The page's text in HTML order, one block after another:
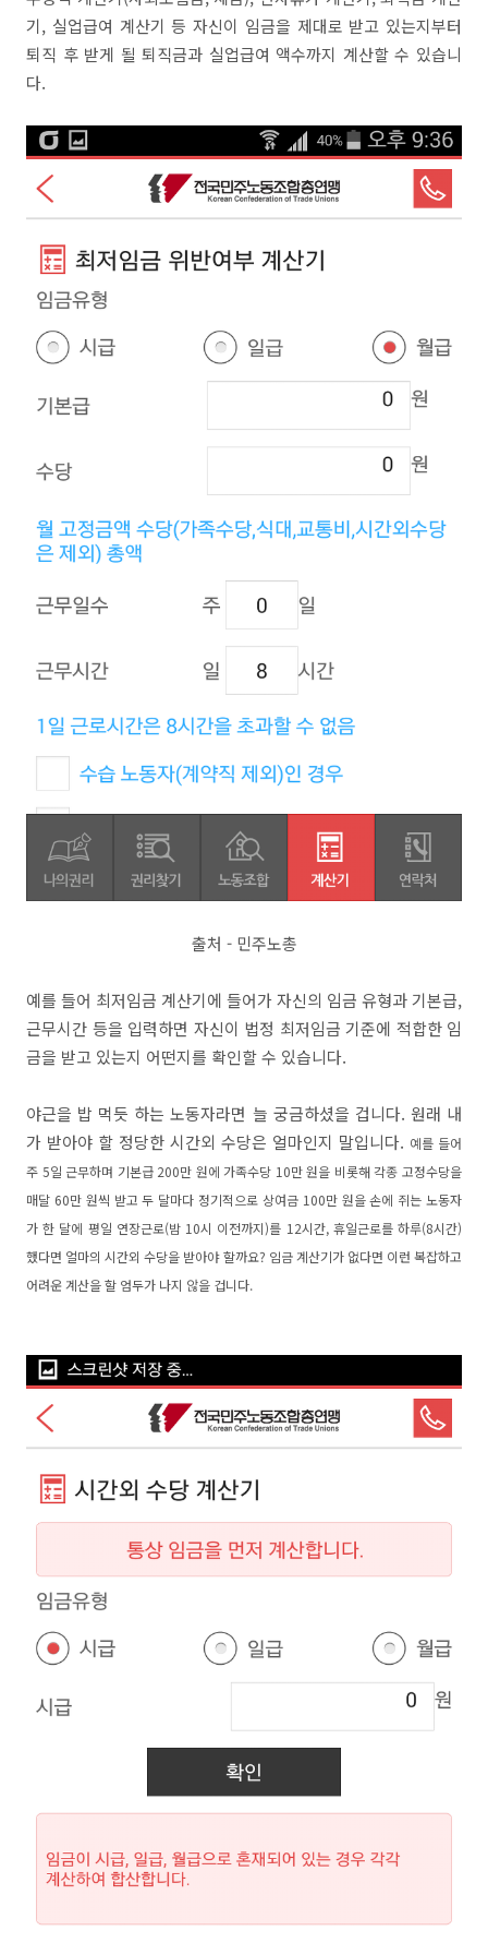
기, 실업급여 계산기 등 자신이 임금을 제대로 받고 있는지부터
퇴직 후 받게 될 퇴직금과 실업급여 액수까지 계산할 수 있습니
다.
출처 - 민주노총
예를 들어 최저임금 계산기에 들어가 자신의 임금 유형과 기본급,
근무시간 등을 입력하면 자신이 법정 최저임금 기준에 적합한 임
금을 받고 있는지 어떤지를 확인할 수 있습니다.
야근을 밥 먹듯 하는 노동자라면 늘 궁금하셨을 겁니다. 원래 내
가 받아야 할 정당한 시간외 수당은 얼마인지 말입니다. 예를 들어
주 5일 근무하며 기본급 200만 원에 가족수당 10만 원을 비롯해 각종 고정수당을
매달 60만 원씩 받고 두 달마다 정기적으로 상여금 100만 원을 손에 쥐는 노동자
가 한 달에 평일 연장근로(밤 10시 이전까지)를 12시간, 휴일근로를 하루(8시간)
했다면 얼마의 시간외 수당을 받아야 할까요? 임금 계산기가 없다면 이런 복잡하고
어려운 계산을 할 엄두가 나지 않을 겁니다.